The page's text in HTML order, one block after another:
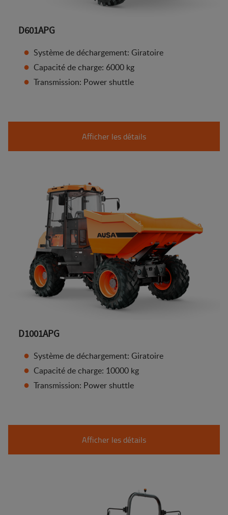
D601APG
Système de déchargement: Giratoire
Capacité de charge: 6000 kg
Transmission: Power shuttle
Afficher les détails
D1001APG
Système de déchargement: Giratoire
Capacité de charge: 10000 kg
Transmission: Power shuttle
Afficher les détails